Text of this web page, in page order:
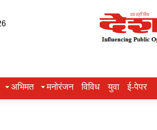
अभिमत मनोरंजन विविध युवा ई-पेपर